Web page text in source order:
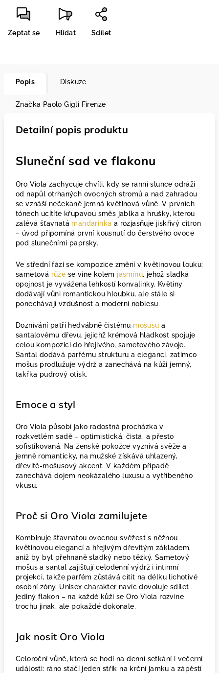
Zeptat se Hlídat Sdílet
Popis Diskuze
Značka Paolo Gigli Firenze
Detailní popis produktu
Sluneční sad ve flakonu
Oro Viola zachycuje chvíli, kdy se ranní slunce odráží
od napůl otrhaných ovocných stromů a nad zahradou
se vznáší nečekaně jemná květinová vůně. V prvních
tónech ucítíte křupavou směs jablka a hrušky, kterou
zalévá šťavnatá mandarinka a rozjasňuje jiskřivý citron
– úvod připomíná první kousnutí do čerstvého ovoce
pod slunečními paprsky.
Ve střední fázi se kompozice změní v květinovou louku:
sametová růže se vine kolem jasmínu, jehož sladká
opojnost je vyvážena lehkostí konvalinky. Květiny
dodávají vůni romantickou hloubku, ale stále si
ponechávají vzdušnost a moderní noblesu.
Doznívání patří hedvábně čistému mošusu a
santalovému dřevu, jejichž krémová hladkost spojuje
celou kompozici do hřejivého, sametového závoje.
Santal dodává parfému strukturu a eleganci, zatímco
mošus prodlužuje výdrž a zanechává na kůži jemný,
takřka pudrový otisk.
Emoce a styl
Oro Viola působí jako radostná procházka v
rozkvetlém sadě – optimistická, čistá, a přesto
sofistikovaná. Na ženské pokožce vyznívá svěže a
jemně romanticky, na mužské získává uhlazený,
dřevitě-mošusový akcent. V každém případě
zanechává dojem neokázalého luxusu a vytříbeného
vkusu.
Proč si Oro Viola zamilujete
Kombinuje šťavnatou ovocnou svěžest s něžnou
květinovou elegancí a hřejivým dřevitým základem,
aniž by byl přehnaně sladký nebo těžký. Sametový
mošus a santal zajišťují celodenní výdrž i intimní
projekci, takže parfém zůstává cítit na délku lichotivé
osobní zóny. Unisex charakter navíc dovoluje sdílet
jediný flakon – na každé kůži se Oro Viola rozvine
trochu jinak, ale pokaždé dokonale.
Jak nosit Oro Viola
Celoroční vůně, která se hodí na denní setkání i večerní
události: ráno stačí jeden střik na krční jamku a zápěstí